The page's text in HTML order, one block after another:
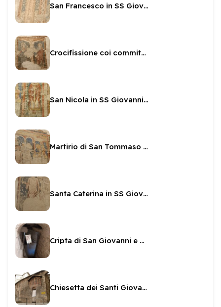
San Francesco in SS Giovanni e Paolo
Crocifissione coi committenti in SS Giovanni e Paolo
San Nicola in SS Giovanni e Paolo
Martirio di San Tommaso Becket
Santa Caterina in SS Giovanni e Paolo
Cripta di San Giovanni e Paolo
Chiesetta dei Santi Giovanni e Paolo